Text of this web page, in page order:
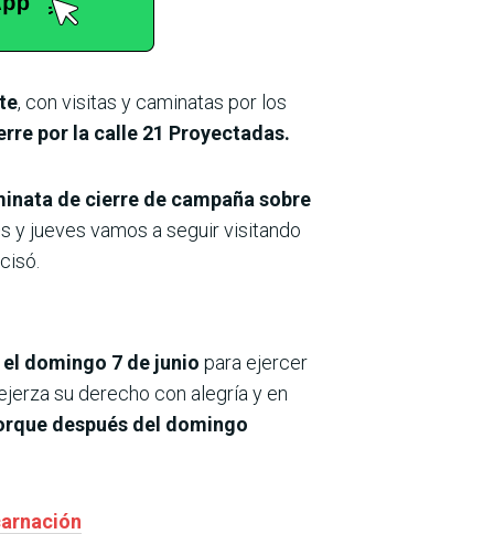
, con visitas y caminatas por los
por la calle 21 Proyectadas.
de cierre de campaña sobre
y jueves vamos a seguir visitando
domingo 7 de junio para ejercer
su derecho con alegría y en
después del domingo